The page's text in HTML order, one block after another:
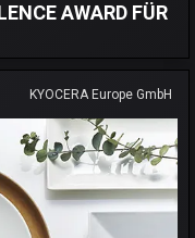
AWARD FÜR
KYOCERA Europe GmbH